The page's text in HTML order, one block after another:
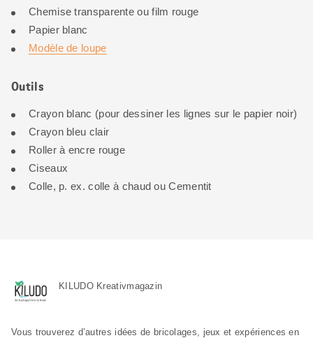
Chemise transparente ou film rouge
Papier blanc
Modèle de loupe
Outils
Crayon blanc (pour dessiner les lignes sur le papier noir)
Crayon bleu clair
Roller à encre rouge
Ciseaux
Colle, p. ex. colle à chaud ou Cementit
KILUDO Kreativmagazin
Vous trouverez d’autres idées de bricolages, jeux et expériences en